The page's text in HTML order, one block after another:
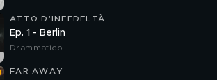
ATTO D'INFEDELTÀ
Ep. 1 - Berlin
Drammatico
FAR AWAY